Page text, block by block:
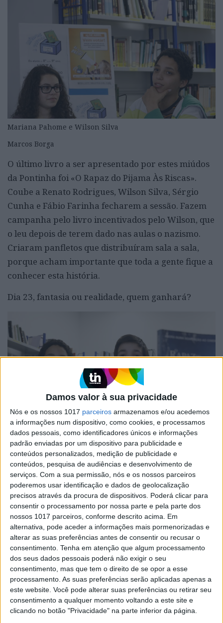
Damos valor à sua privacidade
Nós e os nossos 1017 parceiros armazenamos e/ou acedemos
a informações num dispositivo, como cookies, e processamos
dados pessoais, como identificadores únicos e informações
padrão enviadas por um dispositivo para publicidade e
conteúdos personalizados, medição de publicidade e
conteúdos, pesquisa de audiências e desenvolvimento de
serviços. Com a sua permissão, nós e os nossos parceiros
poderemos usar identificação e dados de geolocalização
precisos através da procura de dispositivos. Poderá clicar para
consentir o processamento por nossa parte e pela parte dos
nossos 1017 parceiros, conforme descrito acima. Em
alternativa, pode aceder a informações mais pormenorizadas e
alterar as suas preferências antes de consentir ou recusar o
consentimento. Tenha em atenção que algum processamento
dos seus dados pessoais poderá não exigir o seu
consentimento, mas que tem o direito de se opor a esse
processamento. As suas preferências serão aplicadas apenas a
este website. Você pode alterar suas preferências ou retirar seu
consentimento a qualquer momento voltando a este site e
clicando no botão "Privacidade" na parte inferior da página.
Mariana Pahome e Wilson Silva
Marcos Borga
O último livro a ser apresentado por estes miúdos
da Pontinha foi «O Rapaz do Pijama Às Riscas».
Coube a Renato Rodrigues, Wilson Silva, Sérgio
Cunha e Fábio Farinha fecharem a sessão. Fazem
campanha pelo livro incentivados pelo Wilson, que
o leu depois de terem dado nas aulas o nazismo.
Criaram panfletos que distribuíram sala a sala,
porque acham importante que toda a gente fique a
conhecer esta história.
Dia 23, fantasia ou realidade, quem ganhará?
Wilson Silva e Fábio Farinha
Marcos Borga